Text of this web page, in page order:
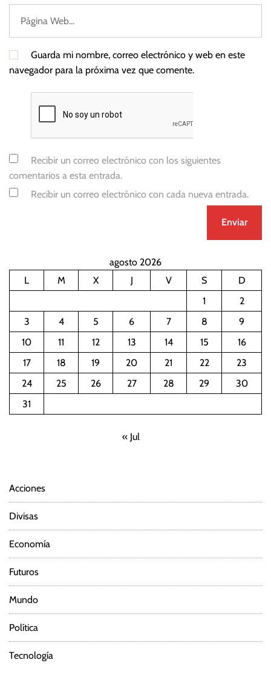
Guarda mi nombre, correo electrónico y web en este
navegador para la próxima vez que comente.
Recibir un correo electrónico con los siguientes
comentarios a esta entrada.
Recibir un correo electrónico con cada nueva entrada.
agosto 2026
L
M X J V S
D
1
2
3
4 5 6 7 8
9
10
11 12 13 14 15
16
17
18 19 20 21 22
23
24
25 26 27 28 29
30
31
« Jul
Acciones
Divisas
Economía
Futuros
Mundo
Política
Tecnología